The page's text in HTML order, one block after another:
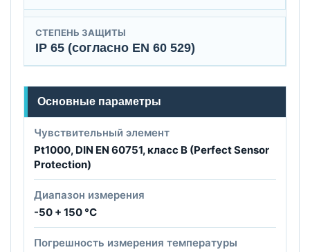
СТЕПЕНЬ ЗАЩИТЫ
IP 65 (согласно EN 60 529)
Основные параметры
Чувствительный элемент
Pt1000, DIN EN 60751, класс B (Perfect Sensor
Protection)
Диапазон измерения
-50 + 150 °C
Погрешность измерения температуры